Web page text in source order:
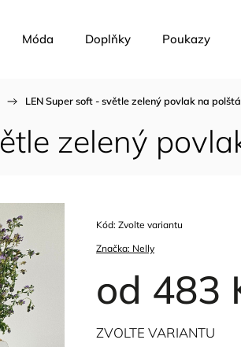
Móda Doplňky Poukazy
/ LEN Super soft - světle zelený povlak na
zelený
Značka: Nelly
od 483
Kód: Zvolte variantu
ZVOLTE VARIANTU